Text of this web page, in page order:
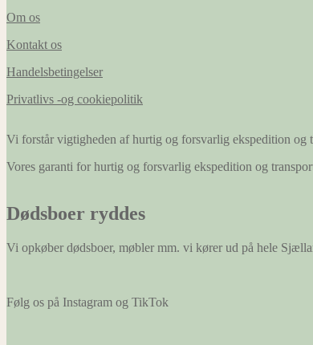
Om os
Kontakt os
Handelsbetingelser
Privatlivs -og cookiepolitik
Vi forstår vigtigheden af hurtig og forsvarlig ekspedition og
Vores garanti for hurtig og forsvarlig ekspedition og
Dødsboer ryddes
Vi opkøber dødsboer, møbler mm. vi kører ud på hele
Følg os på Instagram og TikTok